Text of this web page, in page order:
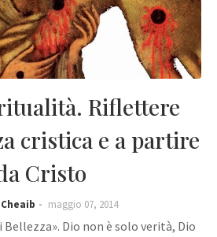
Riflettere
cristica e a partire
Cristo
maggio 07, 2014
Bellezza». Dio non è solo verità, Dio